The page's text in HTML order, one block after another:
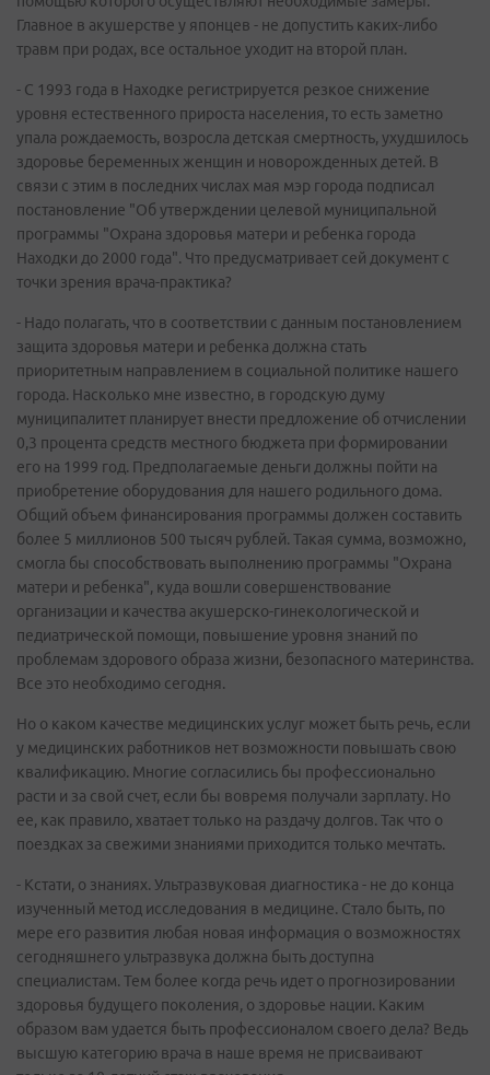
Главное в акушерстве у японцев - не допустить каких-либо
травм при родах, все остальное уходит на второй план.
- С 1993 года в Находке регистрируется резкое снижение
уровня естественного прироста населения, то есть заметно
упала рождаемость, возросла детская смертность, ухудшилось
здоровье беременных женщин и новорожденных детей. В
связи с этим в последних числах мая мэр города подписал
постановление "Об утверждении целевой муниципальной
программы "Охрана здоровья матери и ребенка города
Находки до 2000 года". Что предусматривает сей документ с
точки зрения врача-практика?
- Надо полагать, что в соответствии с данным постановлением
защита здоровья матери и ребенка должна стать
приоритетным направлением в социальной политике нашего
города. Насколько мне известно, в городскую думу
муниципалитет планирует внести предложение об отчислении
0,3 процента средств местного бюджета при формировании
его на 1999 год. Предполагаемые деньги должны пойти на
приобретение оборудования для нашего родильного дома.
Общий объем финансирования программы должен составить
более 5 миллионов 500 тысяч рублей. Такая сумма, возможно,
смогла бы способствовать выполнению программы "Охрана
матери и ребенка", куда вошли совершенствование
организации и качества акушерско-гинекологической и
педиатрической помощи, повышение уровня знаний по
проблемам здорового образа жизни, безопасного материнства.
Все это необходимо сегодня.
Но о каком качестве медицинских услуг может быть речь, если
у медицинских работников нет возможности повышать свою
квалификацию. Многие согласились бы профессионально
расти и за свой счет, если бы вовремя получали зарплату. Но
ее, как правило, хватает только на раздачу долгов. Так что о
поездках за свежими знаниями приходится только мечтать.
- Кстати, о знаниях. Ультразвуковая диагностика - не до конца
изученный метод исследования в медицине. Стало быть, по
мере его развития любая новая информация о возможностях
сегодняшнего ультразвука должна быть доступна
специалистам. Тем более когда речь идет о прогнозировании
здоровья будущего поколения, о здоровье нации. Каким
образом вам удается быть профессионалом своего дела? Ведь
высшую категорию врача в наше время не присваивают